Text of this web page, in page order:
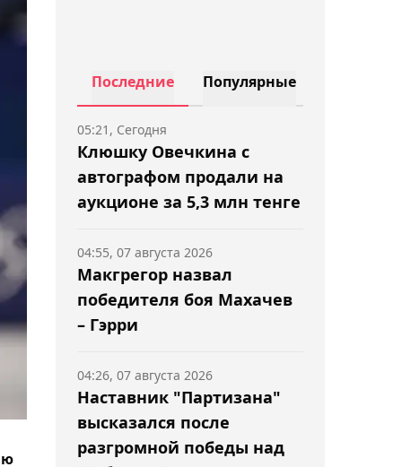
Последние Популярные
Клюшку Овечкина с
автографом продали на
аукционе за 5,3 млн тенге
05:21, Сегодня
Макгрегор назвал
победителя боя Махачев
– Гэрри
04:55, 07 августа 2026
Наставник "Партизана"
высказался после
разгромной победы над
04:26, 07 августа 2026